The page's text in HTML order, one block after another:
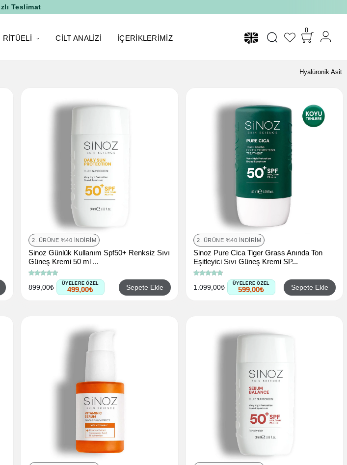
Teslimat
RITÜELI CILT ANALIZI İÇERIKLERIMIZ
0
Hyalüronik Asit
2. ÜRÜNE %40 İNDIRIM
Sinoz Günlük Kullanım Spf50+ Renksiz Sıvı
Güneş Kremi 50 ml ...
899,00₺ ÜYELERE ÖZEL
499,00₺ Sepete Ekle
2. ÜRÜNE %40 İNDIRIM
Sinoz Pure Cica Tiger Grass Anında Ton
Eşitleyici Sıvı Güneş Kremi SP...
1.099,00₺ ÜYELERE ÖZEL
599,00₺ Sepete Ekle